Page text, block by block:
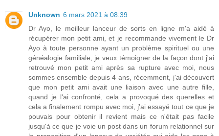
Unknown 6 mars 2021 à 08:39
Dr Ayo, le meilleur lanceur de sorts en ligne m'a aidé à
récupérer mon petit ami, et je recommande vivement le Dr
Ayo à toute personne ayant un problème spirituel ou une
généalogie familiale, je veux témoigner de la façon dont j'ai
retrouvé mon petit ami après sa rupture avec moi, nous
sommes ensemble depuis 4 ans, récemment, j'ai découvert
que mon petit ami avait une liaison avec une autre fille,
quand je l'ai confronté, cela a provoqué des querelles et
cela a finalement rompu avec moi, j'ai essayé tout ce que je
pouvais pour obtenir il revient mais ce n'était pas facile
jusqu'à ce que je voie un post dans un forum relationnel sur